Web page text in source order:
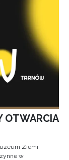
OTWARCIA
Ziemi
w